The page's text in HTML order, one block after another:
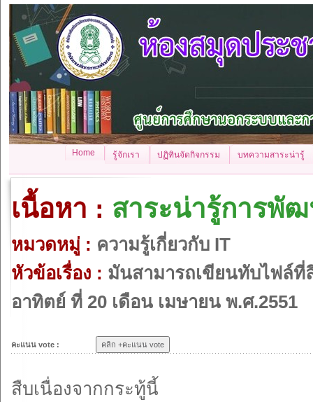
Home รู้จักเรา ปฏิทินจัดกิจกรรม บทความสาระน่ารู้
เนื้อหา : สาระน่ารู้การพั
หมวดหมู่ : ความรู้เกี่ยวกับ IT
หัวข้อเรื่อง : มันสามารถเขียนทับไฟล์ที่
อาทิตย์ ที่ 20 เดือน เมษายน พ.ศ.2551
คะแนน vote :
สืบเนื่องจากกระทู้นี้